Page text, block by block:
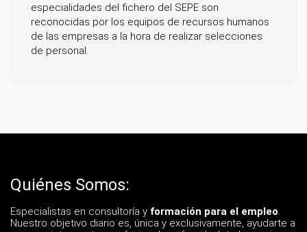
especialidades del fichero del SEPE son
reconocidas por los equipos de recursos humanos
de las empresas a la hora de realizar selecciones
de personal.
Quiénes Somos:
Especialistas en consultoría y formación para el empleo.
Nuestro objetivo diario es, única y exclusivamente, ayudarte a